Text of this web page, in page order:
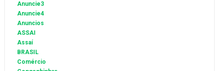
Anuncie3
Anuncie4
Anuncios
ASSAI
Assaí
BRASIL
Comércio